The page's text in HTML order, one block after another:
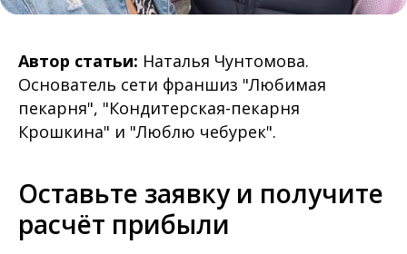
Автор статьи: Наталья Чунтомова.
Основатель сети франшиз "Любимая
пекарня", "Кондитерская-пекарня
Крошкина" и "Люблю чебурек".
Оставьте заявку и получите
расчёт прибыли